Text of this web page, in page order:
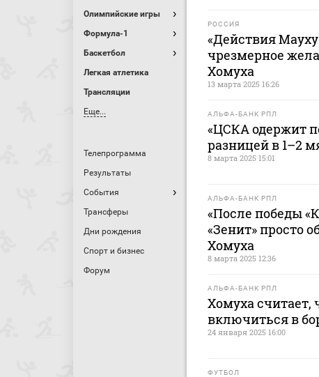
Олимпийские игры
Формула-1
Баскетбол
Легкая атлетика
Трансляции
Еще...
Телепрограмма
Результаты
События
Трансферы
Дни рождения
Спорт и бизнес
Форум
РОССИЯ
«Действия
чрезмерное
Хомуха
13 марта 2025 16:26
АЛЬФА-БАНК РПЛ
«ЦСКА одержит
разницей в 1–2
8 марта 2025 15:01
АЛЬФА-БАНК РПЛ
«После победы
«Зенит» просто
Хомуха
8 марта 2025 12:36
АЛЬФА-БАНК РПЛ
Хомуха
включиться в
24 января 2025 16:00
ФУТБОЛ